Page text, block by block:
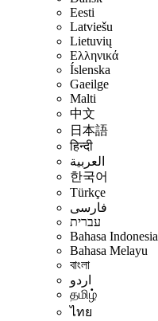
Eesti
Latviešu
Lietuvių
Ελληνικά
Íslenska
Gaeilge
Malti
中文
日本語
हिन्दी
العربية
한국어
Türkçe
فارسی
עברית
Bahasa Indonesia
Bahasa Melayu
বাংলা
اردو
தமிழ்
ไทย